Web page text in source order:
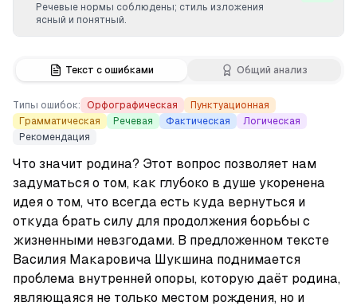
Текст с ошибками Общий анализ
Типы ошибок: Орфографическая
Пунктуационная
Грамматическая
Речевая Фактическая
Логическая
Рекомендация
Что значит родина? Этот вопрос позволяет нам
задуматься о том, как глубоко в душе укоренена
идея о том, что всегда есть куда вернуться и
откуда брать силу для продолжения борьбы с
жизненными невзгодами. В предложенном тексте
Василия Макаровича Шукшина поднимается
проблема внутренней опоры, которую даёт родина,
являющаяся не только местом рождения, но и
Речевые нормы соблюдены; стиль изложения
ясный и понятный.